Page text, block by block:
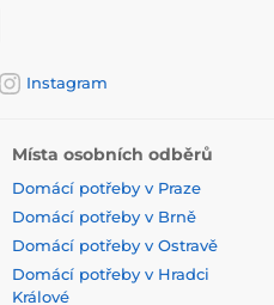
Instagram
Místa osobních odběrů
Domácí potřeby v Praze
Domácí potřeby v Brně
Domácí potřeby v Ostravě
Domácí potřeby v Hradci
Králové